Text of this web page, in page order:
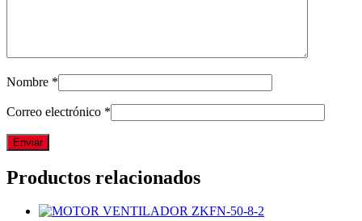
Nombre *
Correo electrónico *
Productos relacionados